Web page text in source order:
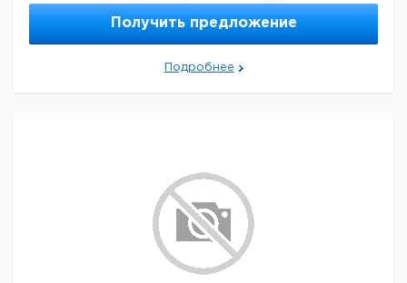
Получить предложение
Подробнее